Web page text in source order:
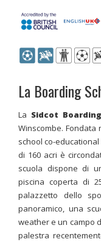
La Boarding
La Sidcot
Winscombe.
school co-
di 160 acri è
scuola dispone di
piscina coperta di
palazzetto dello
panoramico, una
weather e un campo
palestra